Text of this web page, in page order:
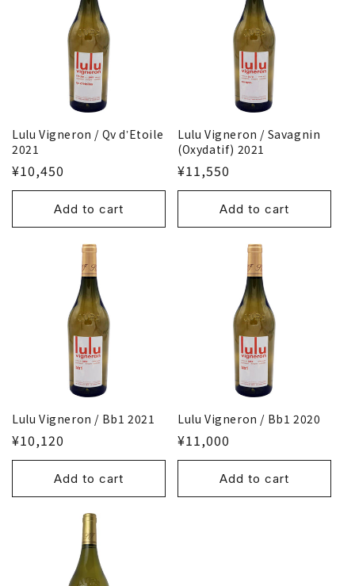
Lulu Vigneron / Qv dʼEtoile
2021
¥10,450
Add to cart
Lulu Vigneron / Savagnin
(Oxydatif) 2021
¥11,550
Add to cart
Lulu Vigneron / Bb1 2021
¥10,120
Add to cart
Lulu Vigneron / Bb1 2020
¥11,000
Add to cart